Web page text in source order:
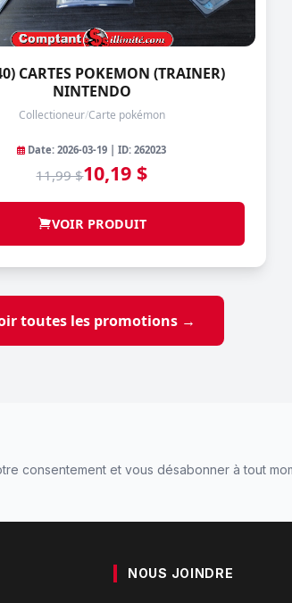
CARTES POKEMON (TRAINER)
NINTENDO
Collectioneur/Carte pokémon
Date: 2026-03-19 | ID: 262023
11,99 $10,19 $
VOIR PRODUIT
toutes les promotions →
consentement et vous désabonner à tout
NOUS JOINDRE